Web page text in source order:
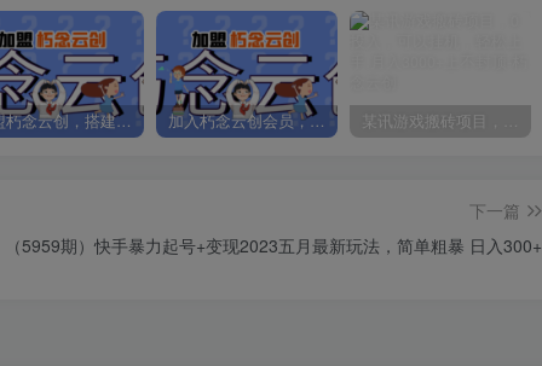
加盟朽念云创，搭建同款项目资源站，实现日入2000+ 加入朽念云创会员，全站资源免费学习。 某讯游戏搬砖项目，0投入，可以挂机，轻松上手,月入3000+上不封顶
下一篇
（5959期）快手暴力起号+变现2023五月最新玩法，简单粗暴 日入300+